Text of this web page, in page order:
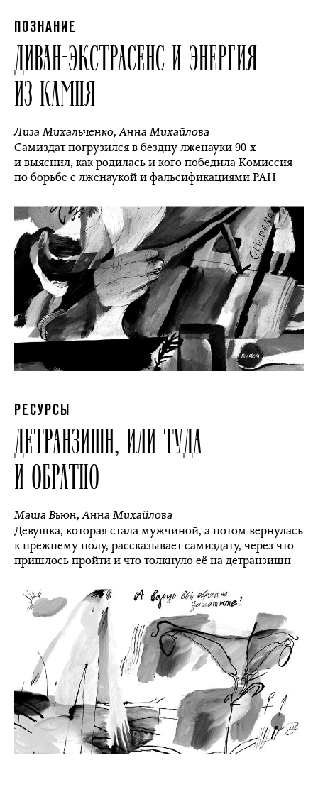
ПОЗНАНИЕ
ДИВАН-ЭКСТРАСЕНС И ЭНЕРГИЯ
ИЗ КАМНЯ
Лиза Михальченко,Анна Михайлова
Самиздат погрузился в бездну лженауки 90-х
и выяснил, как родилась и кого победила Комиссия
по борьбе с лженаукой и фальсификациями РАН
РЕСУРСЫ
ДЕТРАНЗИШН, ИЛИ ТУДА
И ОБРАТНО
Маша Вьюн,Анна Михайлова
Девушка, которая стала мужчиной, а потом вернулась
к прежнему полу, рассказывает самиздату, через что
пришлось пройти и что толкнуло её на детранзишн